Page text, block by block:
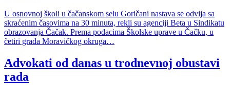
U osnovnoj školi u čačanskom selu Goričani nastava se odvija sa
skraćenim časovima na 30 minuta, rekli su agenciji Beta u Sindikatu
obrazovanja Čačak. Prema podacima Školske uprave u Čačku, u
četiri grada Moravičkog okruga…
Advokati od danas u trodnevnoj obustavi
rada